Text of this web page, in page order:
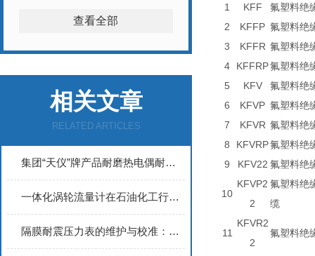
查看全部
相关文章
RELATED ARTICLES
集团“天仪”牌产品耐磨热电偶耐磨套管材质特点
一体化涡轮流量计在石油化工行业的应用实践
隔膜耐震压力表的维护与校准：延长使用寿命并保障测量精度的实用指南
1 KFF
氟塑料绝
2
KFFP 氟塑料绝
3
KFFR 氟塑料绝
4
KFFRP氟塑料绝
5
KFV
氟塑料绝
6
KFVP 氟塑料绝
7
KFVR 氟塑料绝
8
KFVRP氟塑料绝
9
KFV22 氟塑料绝
10
KFVP2
2
氟塑料绝
缆
11
KFVR2
2
氟塑料绝